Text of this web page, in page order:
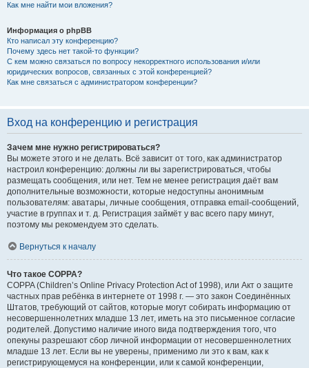
Как мне найти мои вложения?
Информация о phpBB
Кто написал эту конференцию?
Почему здесь нет такой-то функции?
С кем можно связаться по вопросу некорректного использования и/или
юридических вопросов, связанных с этой конференцией?
Как мне связаться с администратором конференции?
Вход на конференцию и регистрация
Зачем мне нужно регистрироваться?
Вы можете этого и не делать. Всё зависит от того, как администратор
настроил конференцию: должны ли вы зарегистрироваться, чтобы
размещать сообщения, или нет. Тем не менее регистрация даёт вам
дополнительные возможности, которые недоступны анонимным
пользователям: аватары, личные сообщения, отправка email-сообщений,
участие в группах и т. д. Регистрация займёт у вас всего пару минут,
поэтому мы рекомендуем это сделать.
Вернуться к началу
Что такое COPPA?
COPPA (Children’s Online Privacy Protection Act of 1998), или Акт о защите
частных прав ребёнка в интернете от 1998 г. — это закон Соединённых
Штатов, требующий от сайтов, которые могут собирать информацию от
несовершеннолетних младше 13 лет, иметь на это письменное согласие
родителей. Допустимо наличие иного вида подтверждения того, что
опекуны разрешают сбор личной информации от несовершеннолетних
младше 13 лет. Если вы не уверены, применимо ли это к вам, как к
регистрирующемуся на конференции, или к самой конференции,